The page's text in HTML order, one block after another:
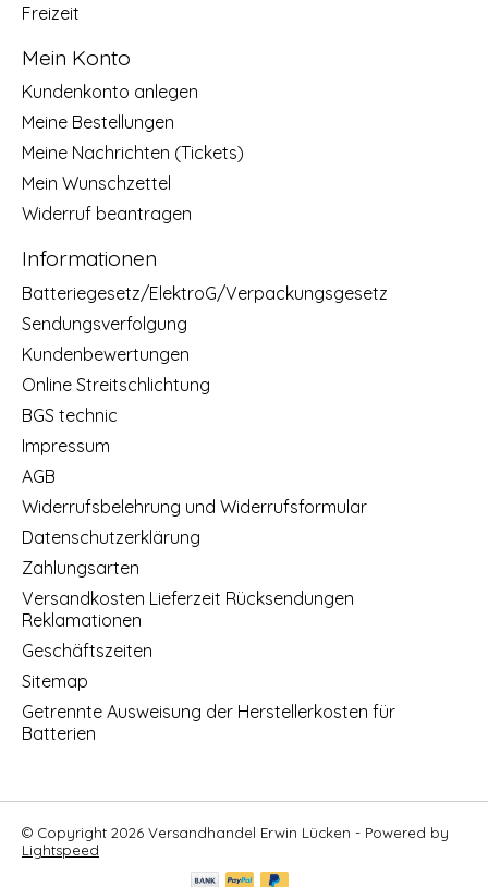
Freizeit
Mein Konto
Kundenkonto anlegen
Meine Bestellungen
Meine Nachrichten (Tickets)
Mein Wunschzettel
Widerruf beantragen
Informationen
Batteriegesetz/ElektroG/Verpackungsgesetz
Sendungsverfolgung
Kundenbewertungen
Online Streitschlichtung
BGS technic
Impressum
AGB
Widerrufsbelehrung und Widerrufsformular
Datenschutzerklärung
Zahlungsarten
Versandkosten Lieferzeit Rücksendungen
Reklamationen
Geschäftszeiten
Sitemap
Getrennte Ausweisung der Herstellerkosten für
Batterien
© Copyright 2026 Versandhandel Erwin Lücken - Powered by
Lightspeed